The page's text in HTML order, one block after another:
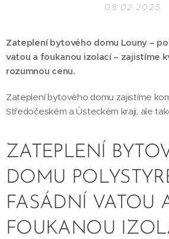
08.02.2025
Zateplení bytového domu Louny –
vatou a foukanou izolací – zajistíme
rozumnou cenu.
Zateplení bytového domu zajistíme
Středočeském a Ústeckém kraji, ale
ZATEPLENÍ
DOMU
FASÁDNÍ VATOU
FOUKANOU